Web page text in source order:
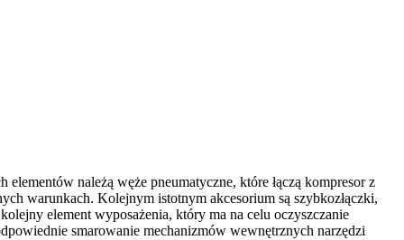
należą węże pneumatyczne, które łączą kompresor z
warunkach. Kolejnym istotnym akcesorium są szybkozłączki,
element wyposażenia, który ma na celu oczyszczanie
smarowanie mechanizmów wewnętrznych narzędzi